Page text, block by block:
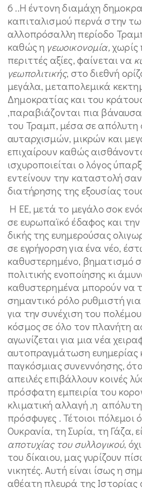
6 ..Η έντονη διαμάχη
καπιταλισμού περνά στην
αλλοπρόσαλλη περίοδο
καθώς η γεωοικονομία,χωρίς
περιττές αξίες, φαίνεται να
γεωπολιτικής, στο διεθνή
μεγάλα, μεταπολεμικά
Δημοκρατίας και του
,παραβιάζονται πια
του Τραμπ, μέσα σε απόλυτη
αυταρχισμών, μικρών και
επιχαίρουν καθώς
ισχυροποιείται ο λόγος
εντείνουν την καταστολή
διατήρησης της εξουσίας
Η ΕΕ, μετά το μεγάλο σοκ
σε ευρωπαϊκό έδαφος και
δικής της ευημερούσας
σε εγρήγορση για ένα νέο,
καθυστερημένο, βηματισμό
πολιτικής ενοποίησης κι
καθυστερημένα μπορούν να
σημαντικό ρόλο ρυθμιστή για
για την συνέχιση του
κόσμος σε όλο τον πλανήτη
αγωνίζεται για μια νέα
αυτοπραγμάτωση ευημερίας
παγκόσμιας συνεννόησης,
απειλές επιβάλλουν κοινές
πρόσφατη εμπειρία του
κλιματική αλλαγή ,η
πρόσφυγες . Τέτοιοι
Ουκρανία, τη Συρία, τη Γάζα,
αποτυχίας του συλλογικού,
του δίκαιου, μας γυρίζουν
νικητές. Αυτή είναι ίσως η
αθέατη πλευρά της Ιστορίας